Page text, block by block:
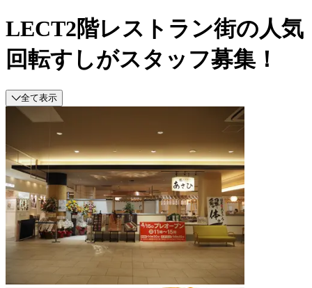
LECT2階レストラン街の人気
回転すしがスタッフ募集！
全て表示